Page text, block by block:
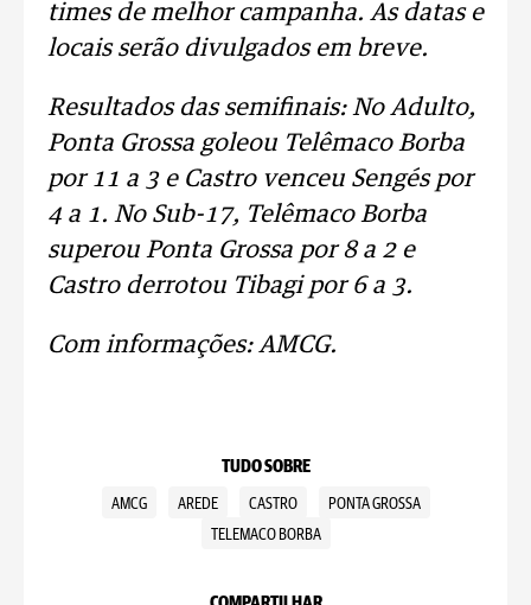
times de melhor campanha. As datas e
locais serão divulgados em breve.
Resultados das semifinais: No Adulto,
Ponta Grossa goleou Telêmaco Borba
por 11 a 3 e Castro venceu Sengés por
4 a 1. No Sub-17, Telêmaco Borba
superou Ponta Grossa por 8 a 2 e
Castro derrotou Tibagi por 6 a 3.
Com informações: AMCG.
TUDO SOBRE
AMCG AREDE CASTRO
PONTA GROSSA
TELEMACO BORBA